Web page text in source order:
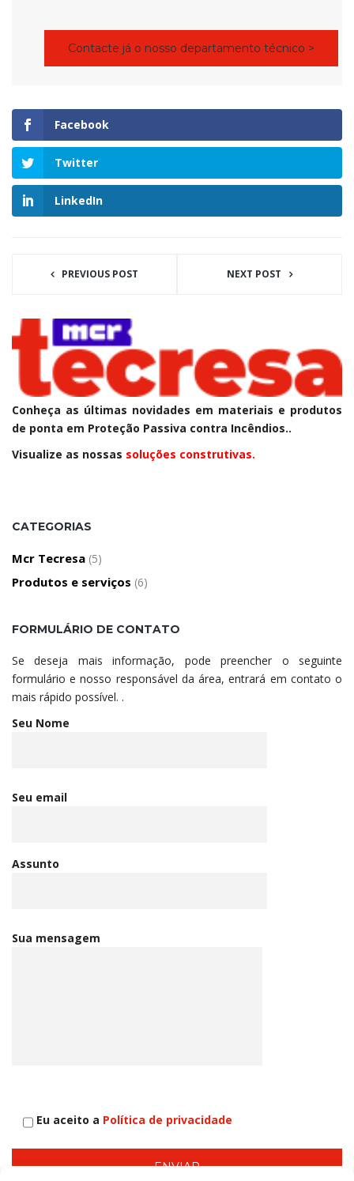
Contacte já o nosso departamento técnico >
Facebook
Twitter
LinkedIn
PREVIOUS POST NEXT POST
Conheça as últimas novidades em materiais e produtos
de ponta em Proteção Passiva contra Incêndios..
Visualize as nossas soluções construtivas.
CATEGORIAS
Mcr Tecresa (5)
Produtos e serviços (6)
FORMULÁRIO DE CONTATO
Se deseja mais informação, pode preencher o seguinte
formulário e nosso responsável da área, entrará em contato o
mais rápido possível. .
Seu Nome
Seu email
Assunto
Sua mensagem
Eu aceito a Política de privacidade